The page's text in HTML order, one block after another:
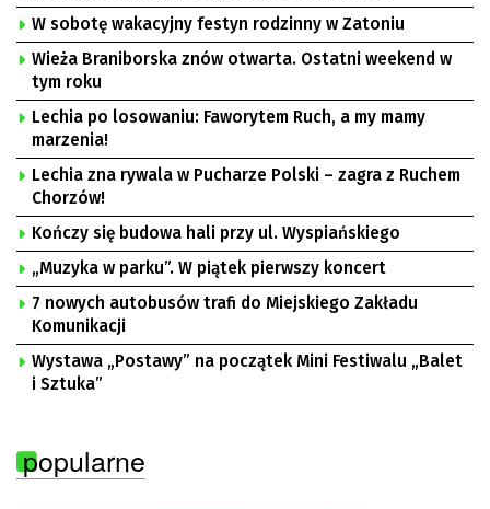
W sobotę wakacyjny festyn rodzinny w Zatoniu
Wieża Braniborska znów otwarta. Ostatni weekend w
tym roku
Lechia po losowaniu: Faworytem Ruch, a my mamy
marzenia!
Lechia zna rywala w Pucharze Polski – zagra z Ruchem
Chorzów!
Kończy się budowa hali przy ul. Wyspiańskiego
„Muzyka w parku”. W piątek pierwszy koncert
7 nowych autobusów trafi do Miejskiego Zakładu
Komunikacji
Wystawa „Postawy” na początek Mini Festiwalu „Balet
i Sztuka”
popularne